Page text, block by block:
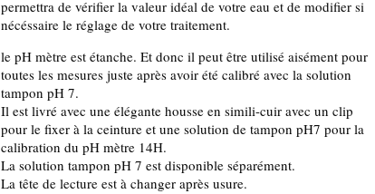
permettra de vérifier la valeur idéal de votre eau et de modifier si
nécéssaire le réglage de votre traitement.
le pH mètre est étanche. Et donc il peut être utilisé aisément pour
toutes les mesures juste après avoir été calibré avec la solution
tampon pH 7.
Il est livré avec une élégante housse en simili-cuir avec un clip
pour le fixer à la ceinture et une solution de tampon pH7 pour la
calibration du pH mètre 14H.
La solution tampon pH 7 est disponible séparément.
La tête de lecture est à changer après usure.